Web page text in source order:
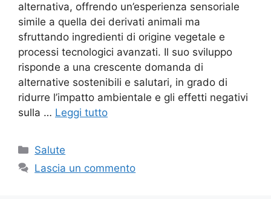
alternativa, offrendo un’esperienza sensoriale
simile a quella dei derivati animali ma
sfruttando ingredienti di origine vegetale e
processi tecnologici avanzati. Il suo sviluppo
risponde a una crescente domanda di
alternative sostenibili e salutari, in grado di
ridurre l’impatto ambientale e gli effetti negativi
sulla … Leggi tutto
Categorie
Salute
Lascia un commento